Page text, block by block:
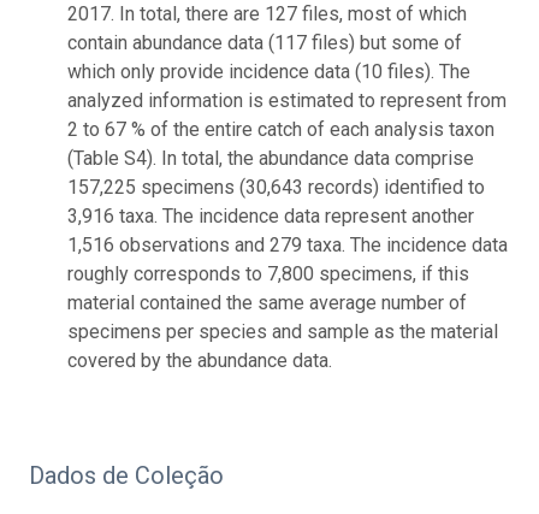
2017. In total, there are 127 files, most of which
contain abundance data (117 files) but some of
which only provide incidence data (10 files). The
analyzed information is estimated to represent from
2 to 67 % of the entire catch of each analysis taxon
(Table S4). In total, the abundance data comprise
157,225 specimens (30,643 records) identified to
3,916 taxa. The incidence data represent another
1,516 observations and 279 taxa. The incidence data
roughly corresponds to 7,800 specimens, if this
material contained the same average number of
specimens per species and sample as the material
covered by the abundance data.
Dados de Coleção